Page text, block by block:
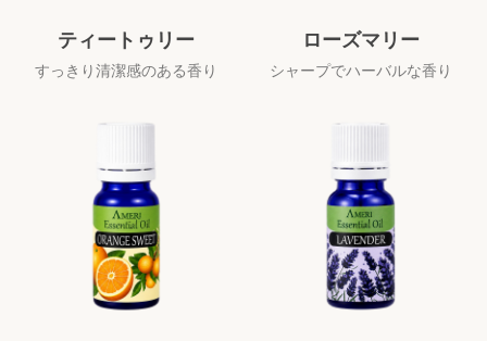
ティートゥリー
すっきり清潔感のある香り
ローズマリー
シャープでハーバルな香り